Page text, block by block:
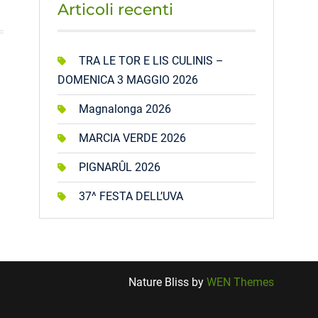
Articoli recenti
TRA LE TOR E LIS CULINIS –
DOMENICA 3 MAGGIO 2026
Magnalonga 2026
MARCIA VERDE 2026
PIGNARÛL 2026
37^ FESTA DELL’UVA
Nature Bliss by WEN Themes